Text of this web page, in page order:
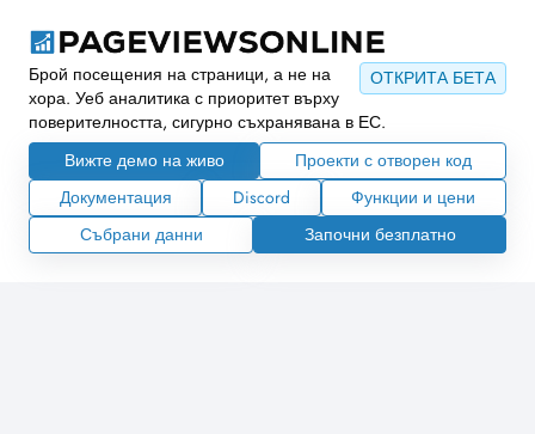
ОТКРИТА БЕТА
Брой посещения на страници, а не на
хора. Уеб аналитика с приоритет върху
поверителността, сигурно съхранявана в ЕС.
Вижте демо на живо
Проекти с отворен код
Документация
Discord
Функции и цени
Събрани данни
Започни безплатно